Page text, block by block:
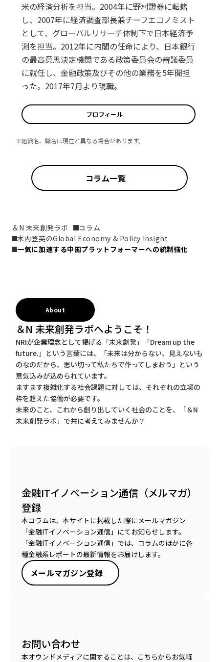
米の経済分析を担当。2004年に野村證券に転籍
し、2007年に経済調査部長兼チーフエコノミスト
として、グローバルリサーチ体制下で日本経済予
測を担当。2012年に内閣の任命により、日本銀行
の最高意思決定機関である政策委員会の審議委員
に就任し、金融政策及びその他の業務を5年間担
った。2017年7月より現職。
プロフィール
※組織名、職名は現在と異なる場合があります。
コラム一覧
＆N 未来創発ラボ
コラム
木内登英のGlobal Economy & Policy Insight
一気に加速する中国プラットフォーマーへの統制強化
About
＆N 未来創発ラボへようこそ！
NRIが企業理念として掲げる「未来創発」「Dream up the
future.」という言葉には、「未来は分からない、見えないも
のなのだから、思い切って私たちで作ってしまおう」という
意気込みが込められています。
ますます複雑化する社会課題に対しては、それぞれの立場の
枠を超えた協働が必要です。
未来のこと、これから創り出していく社会のことを、「＆N
未来創発ラボ」で共に考えてみませんか？
金融ITイノベーション通信（メルマガ）
登録
本コラムは、本サイトに掲載した際にメールマガジン
「金融ITイノベーション通信」にてお知らせします。
「金融ITイノベーション通信」では、コラムのほかに各
種金融系レポートの最新情報をお届けします。
メールマガジン登録
お問い合わせ
本オウンドメディアに関することは、こちらからお気軽